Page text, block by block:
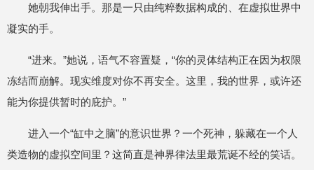
她朝我伸出手。那是一只由纯粹数据构成的、在虚拟世界中
凝实的手。
“进来。”她说，语气不容置疑，“你的灵体结构正在因为权限
冻结而崩解。现实维度对你不再安全。这里，我的世界，或许还
能为你提供暂时的庇护。”
进入一个“缸中之脑”的意识世界？一个死神，躲藏在一个人
类造物的虚拟空间里？这简直是神界律法里最荒诞不经的笑话。